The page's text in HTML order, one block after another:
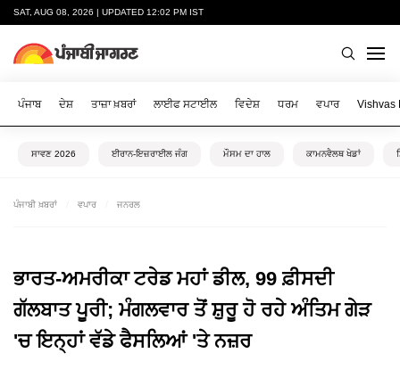
SAT, AUG 08, 2026 | UPDATED 12:02 PM IST
ਪੰਜਾਬ ਦੇਸ਼ ਤਾਜ਼ਾ ਖ਼ਬਰਾਂ ਲਾਈਫ ਸਟਾਈਲ ਵਿਦੇਸ਼ ਧਰਮ ਵਪਾਰ Vishvas
ਸਾਵਣ 2026 ਈਰਾਨ-ਇਜ਼ਰਾਈਲ ਜੰਗ ਮੌਸਮ ਦਾ ਹਾਲ ਕਾਮਨਵੈਲਥ ਖੇਡਾਂ
ਪੰਜਾਬੀ ਖ਼ਬਰਾਂ ਵਪਾਰ ਜਨਰਲ
ਭਾਰਤ-ਅਮਰੀਕਾ ਟਰੇਡ ਮਹਾਂ ਡੀਲ, 99 ਫ਼ੀਸਦੀ
ਗੱਲਬਾਤ ਪੂਰੀ; ਮੰਗਲਵਾਰ ਤੋਂ ਸ਼ੁਰੂ ਹੋ ਰਹੇ ਅੰਤਿਮ ਗੇੜ
'ਚ ਇਨ੍ਹਾਂ ਵੱਡੇ ਫੈਸਲਿਆਂ 'ਤੇ ਨਜ਼ਰ